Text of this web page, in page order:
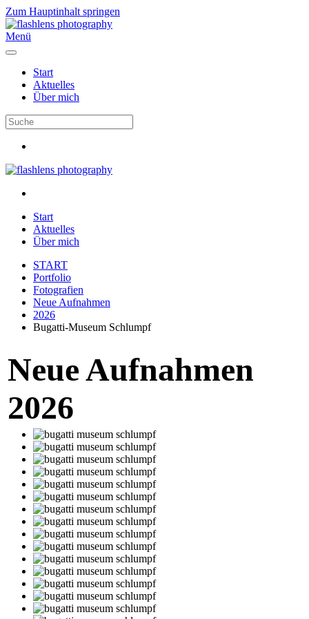
Zum Hauptinhalt springen
Menü
Start
Aktuelles
Über mich
Start
Aktuelles
Über mich
START
Portfolio
Fotografien
Neue Aufnahmen
2026
Bugatti-Museum Schlumpf
Neue Aufnahmen
2026